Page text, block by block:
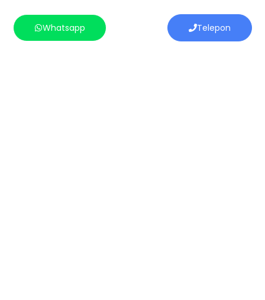
Whatsapp Telepon